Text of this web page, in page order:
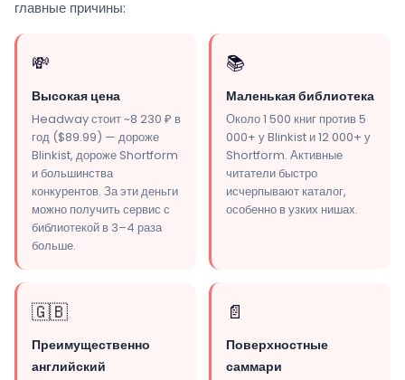
главные причины:
💸
Высокая цена
Headway стоит ~8 230 ₽ в
год ($89.99) — дороже
Blinkist, дороже Shortform
и большинства
конкурентов. За эти деньги
можно получить сервис с
библиотекой в 3–4 раза
больше.
📚
Маленькая библиотека
Около 1 500 книг против 5
000+ у Blinkist и 12 000+ у
Shortform. Активные
читатели быстро
исчерпывают каталог,
особенно в узких нишах.
🇬🇧
Преимущественно
английский
📄
Поверхностные
саммари